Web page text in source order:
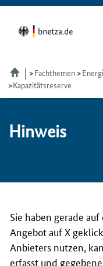
Fachthemen
Kapazitätsreserve
Hin­weis
Sie haben gerade
Angebot auf X
Anbieters nutzen,
erfasst und